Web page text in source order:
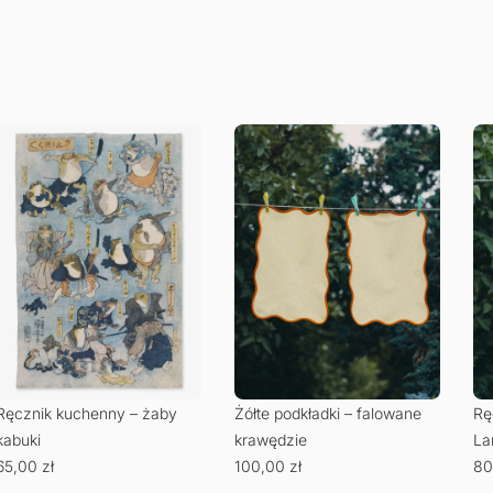
kuchenny – żaby
zł
Żółte podkładki – falowane
krawędzie
100,00 zł